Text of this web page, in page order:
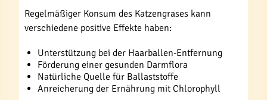
Regelmäßiger Konsum des Katzengrases kann
verschiedene positive Effekte haben:
Unterstützung bei der Haarballen-Entfernung
Förderung einer gesunden Darmflora
Natürliche Quelle für Ballaststoffe
Anreicherung der Ernährung mit Chlorophyll